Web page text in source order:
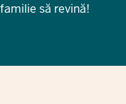
să revină!